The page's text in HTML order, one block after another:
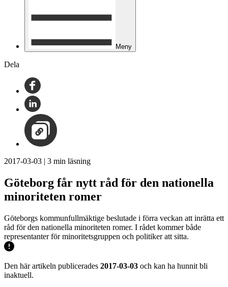
Meny
Dela
2017-03-03 | 3 min läsning
Göteborg får nytt råd för den nationella
minoriteten romer
Göteborgs kommunfullmäktige beslutade i förra veckan att inrätta ett
råd för den nationella minoriteten romer. I rådet kommer både
representanter för minoritetsgruppen och politiker att sitta.
Den här artikeln publicerades 2017-03-03 och kan ha hunnit bli
inaktuell.